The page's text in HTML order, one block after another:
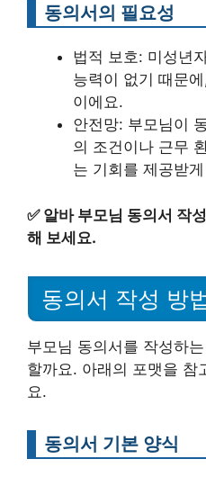
동의서의 필요성
법적 보호: 미성년
능력이 없기 때문
이에요.
안전망: 부모님이
의 조건이나 근무
는 기회를 제공받
✅ 알바 부모님 동의서 작
해 보세요.
동의서 작성 방
부모님 동의서를 작성하
할까요. 아래의 포맷을 참
요.
동의서 기본 양식